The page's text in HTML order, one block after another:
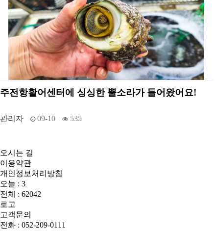
주전항활어센터에 싱싱한 뿔소라가 들어왔어요!
관리자 09-10 535
오시는 길
이용약관
개인정보처리방침
오늘 : 3
전체 : 62042
로고
고객문의
전화 : 052-209-0111